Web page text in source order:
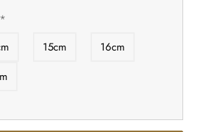
*
15cm
16cm